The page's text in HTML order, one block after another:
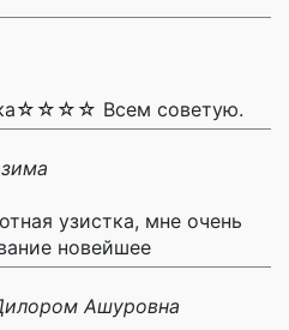
Всем советую.
узистка, мне очень
новейшее
Ашуровна